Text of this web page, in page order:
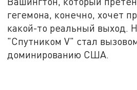
гегемона, конечно, хочет
какой-то реальный выход.
"Спутником V" стал
доминированию США.